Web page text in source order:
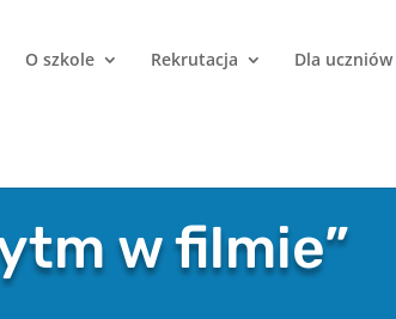
O szkole Rekrutacja Dla
w filmie”